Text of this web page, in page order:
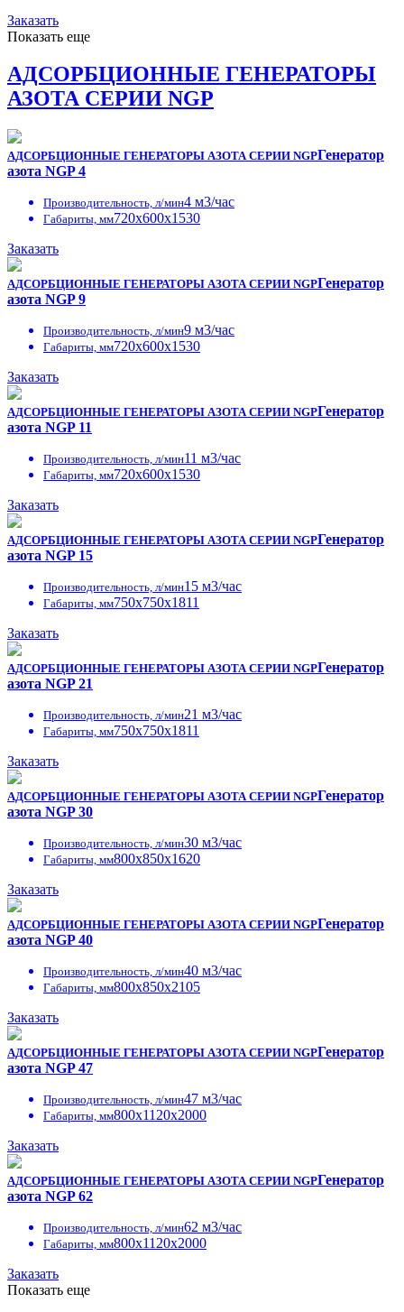
Заказать
Показать еще
АДСОРБЦИОННЫЕ ГЕНЕРАТОРЫ
АЗОТА СЕРИИ NGP
АДСОРБЦИОННЫЕ ГЕНЕРАТОРЫ АЗОТА СЕРИИ NGPГенератор
азота NGP 4
Производительность, л/мин4 м3/час
Габариты, мм720x600x1530
Заказать
АДСОРБЦИОННЫЕ ГЕНЕРАТОРЫ АЗОТА СЕРИИ NGPГенератор
азота NGP 9
Производительность, л/мин9 м3/час
Габариты, мм720x600x1530
Заказать
АДСОРБЦИОННЫЕ ГЕНЕРАТОРЫ АЗОТА СЕРИИ NGPГенератор
азота NGP 11
Производительность, л/мин11 м3/час
Габариты, мм720x600x1530
Заказать
АДСОРБЦИОННЫЕ ГЕНЕРАТОРЫ АЗОТА СЕРИИ NGPГенератор
азота NGP 15
Производительность, л/мин15 м3/час
Габариты, мм750x750x1811
Заказать
АДСОРБЦИОННЫЕ ГЕНЕРАТОРЫ АЗОТА СЕРИИ NGPГенератор
азота NGP 21
Производительность, л/мин21 м3/час
Габариты, мм750x750x1811
Заказать
АДСОРБЦИОННЫЕ ГЕНЕРАТОРЫ АЗОТА СЕРИИ NGPГенератор
азота NGP 30
Производительность, л/мин30 м3/час
Габариты, мм800x850x1620
Заказать
АДСОРБЦИОННЫЕ ГЕНЕРАТОРЫ АЗОТА СЕРИИ NGPГенератор
азота NGP 40
Производительность, л/мин40 м3/час
Габариты, мм800x850x2105
Заказать
АДСОРБЦИОННЫЕ ГЕНЕРАТОРЫ АЗОТА СЕРИИ NGPГенератор
азота NGP 47
Производительность, л/мин47 м3/час
Габариты, мм800x1120x2000
Заказать
АДСОРБЦИОННЫЕ ГЕНЕРАТОРЫ АЗОТА СЕРИИ NGPГенератор
азота NGP 62
Производительность, л/мин62 м3/час
Габариты, мм800x1120x2000
Заказать
Показать еще